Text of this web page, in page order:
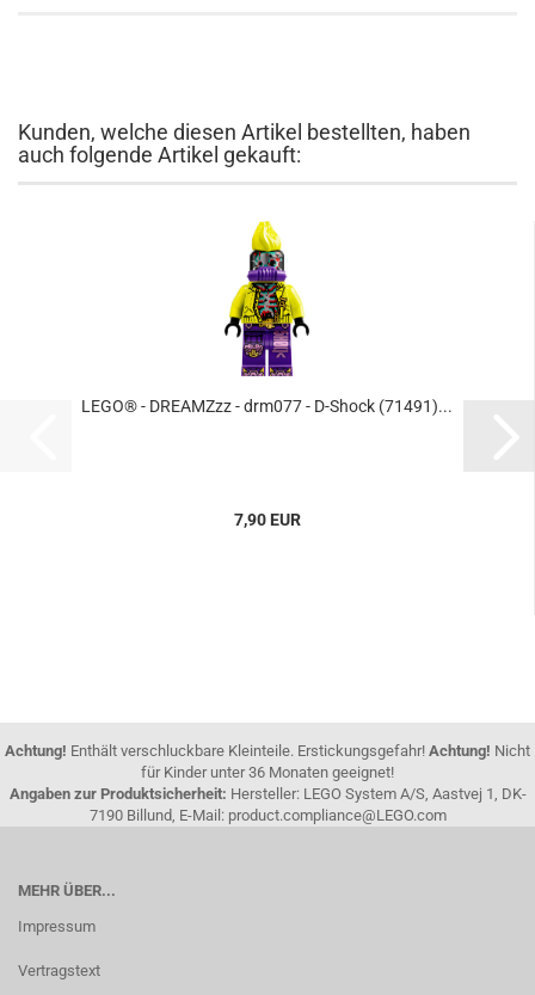
Kunden, welche diesen Artikel bestellten, haben
auch folgende Artikel gekauft:
LEGO® - DREAMZzz - drm077 - D-Shock (71491)...
7,90 EUR
Achtung! Enthält verschluckbare Kleinteile. Erstickungsgefahr! Achtung! Nicht
für Kinder unter 36 Monaten geeignet!
Angaben zur Produktsicherheit: Hersteller: LEGO System A/S, Aastvej 1, DK-
7190 Billund, E-Mail: product.compliance@LEGO.com
MEHR ÜBER...
Impressum
Vertragstext